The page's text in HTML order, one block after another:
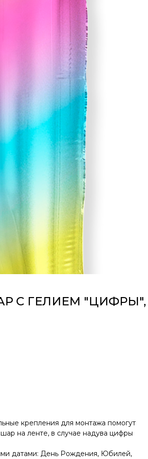
С ГЕЛИЕМ "ЦИФРЫ",
крепления для монтажа помогут
на ленте, в случае надува цифры
датами: День Рождения, Юбилей,